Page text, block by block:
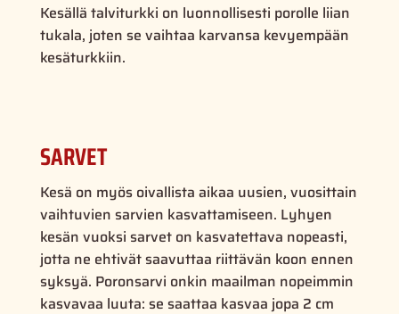
Kesällä talviturkki on luonnollisesti porolle liian
tukala, joten se vaihtaa karvansa kevyempään
kesäturkkiin.
SARVET
Kesä on myös oivallista aikaa uusien, vuosittain
vaihtuvien sarvien kasvattamiseen. Lyhyen
kesän vuoksi sarvet on kasvatettava nopeasti,
jotta ne ehtivät saavuttaa riittävän koon ennen
syksyä. Poronsarvi onkin maailman nopeimmin
kasvavaa luuta: se saattaa kasvaa jopa 2 cm